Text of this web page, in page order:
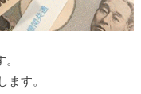
ます。